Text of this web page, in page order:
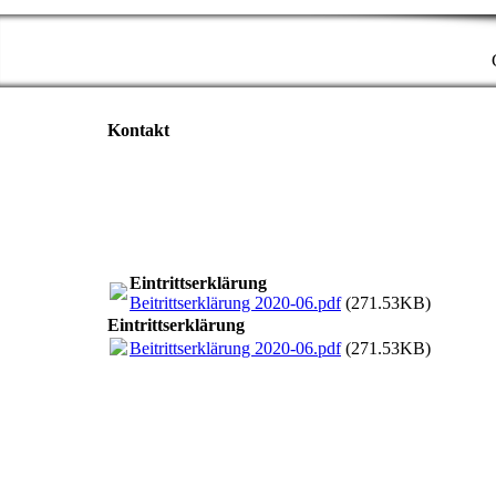
Kontakt
Eintrittserklärung
Beitrittserklärung 2020-06.pdf(271.53KB)
Eintrittserklärung
Beitrittserklärung 2020-06.pdf(271.53KB)